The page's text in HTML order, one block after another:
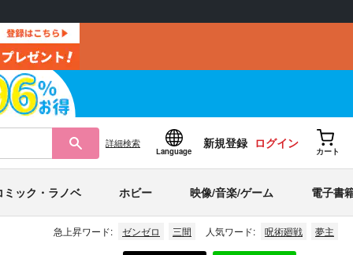
詳細検索
Language
新規登録 ログイン
カート
ミック・ラノベ ホビー 映像/音楽/ゲーム 電子書
急上昇ワード: ゼンゼロ 三間 人気ワード: 呪術廻戦 夢主